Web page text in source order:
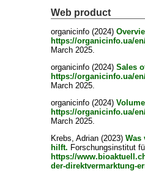
Web product
organicinfo (2024)
https://organicinfo.ua/
March 2025.
organicinfo (2024)Sales
https://organicinfo.ua/
March 2025.
organicinfo (2024)
https://organicinfo.ua/
March 2025.
Krebs, Adrian (2023)Was
hilft. Forschungsinstitut
https://
der-direktvermarktung-